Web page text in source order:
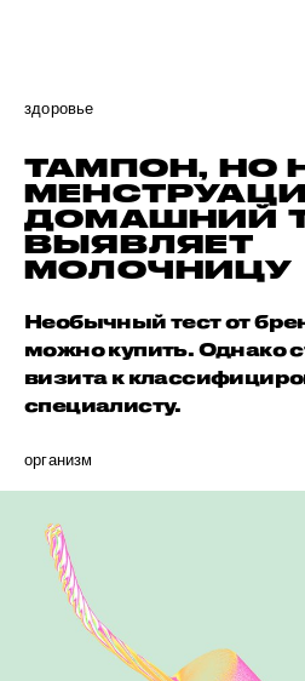
здоровье
ТАМПОН, НО
ДОМАШНИЙ
ВЫЯВЛЯЕТ
МОЛОЧНИЦУ
Необычный тест от
можно купить. Однако
визита к
специалисту.
организм